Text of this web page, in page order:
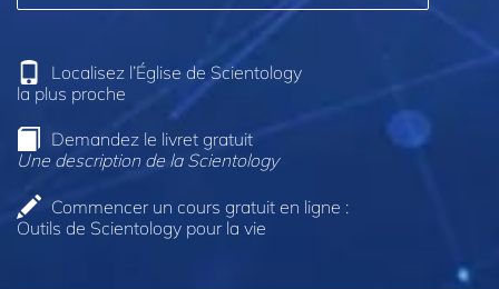
Localisez l’Église de Scientology
la plus proche
Demandez le livret gratuit
Une description de la Scientology
Commencer un cours gratuit en ligne :
Outils de Scientology pour la vie